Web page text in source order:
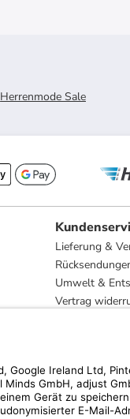
Herrenmode Sale
Lieferung &
Umwelt &
Vertrag